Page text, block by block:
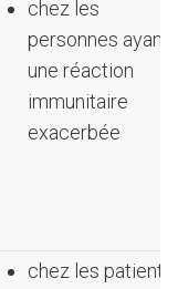
chez les
personnes ayant
une réaction
immunitaire
exacerbée
chez les patients